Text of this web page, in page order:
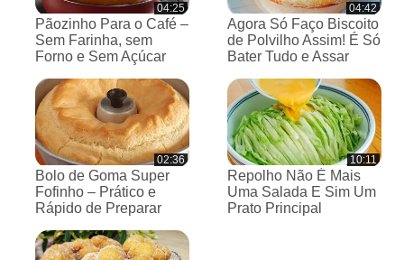
04:25
Pãozinho Para o Café –
Sem Farinha, sem
Forno e Sem Açúcar
04:42
Agora Só Faço Biscoito
de Polvilho Assim! É Só
Bater Tudo e Assar
02:36
Bolo de Goma Super
Fofinho – Prático e
Rápido de Preparar
10:11
Repolho Não É Mais
Uma Salada E Sim Um
Prato Principal